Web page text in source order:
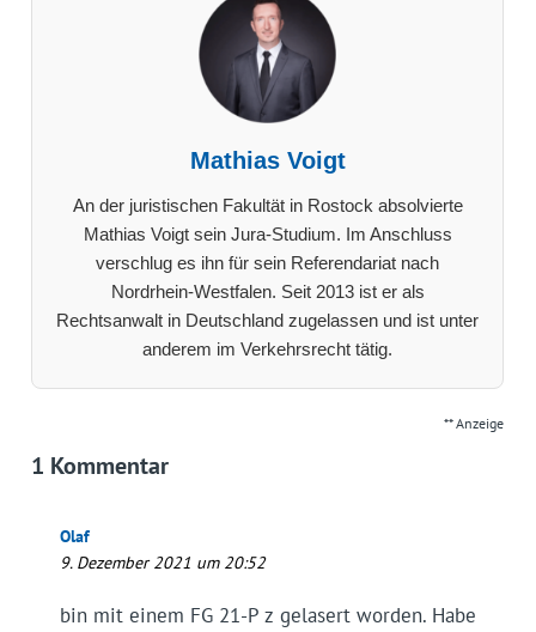
Mathias Voigt
An der juristischen Fakultät in Rostock absolvierte
Mathias Voigt sein Jura-Studium. Im Anschluss
verschlug es ihn für sein Referendariat nach
Nordrhein-Westfalen. Seit 2013 ist er als
Rechtsanwalt in Deutschland zugelassen und ist unter
anderem im Verkehrsrecht tätig.
** Anzeige
1 Kommentar
Olaf
9. Dezember 2021 um 20:52
bin mit einem FG 21-P z gelasert worden. Habe